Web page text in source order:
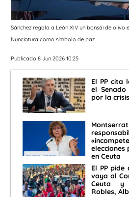
Sánchez regala a León XIV un bonsái de olivo
Nunciatura como símbolo de paz
Publicado 8 Jun 2026 10:25
El PP cita
el
por la
elecciones
en Ceuta
El PP pide
vaya al
Ceuta y
Robles,